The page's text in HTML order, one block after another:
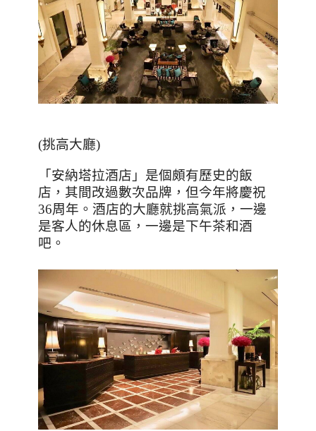
(挑高大廳)
「安納塔拉酒店」是個頗有歷史的飯
店，其間改過數次品牌，但今年將慶祝
36周年。酒店的大廳就挑高氣派，一邊
是客人的休息區，一邊是下午茶和酒
吧。